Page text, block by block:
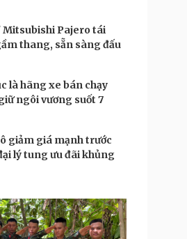
Mitsubishi Pajero tái
thang, sẵn sàng đấu
là hãng xe bán chạy
ngôi vương suốt 7
giảm giá mạnh trước
lý tung ưu đãi khủng